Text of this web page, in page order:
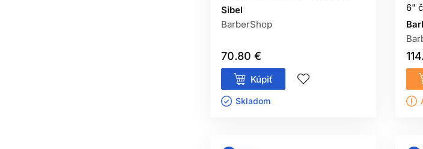
Sibel
BarberShop
70.80 €
Kúpiť
Skladom ㅤ
6"